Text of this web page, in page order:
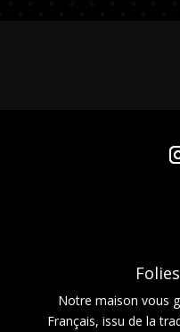
Notre maison vous
Français, issu de la